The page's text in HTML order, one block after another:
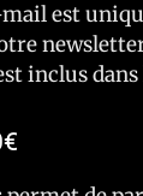
mail est
inclus